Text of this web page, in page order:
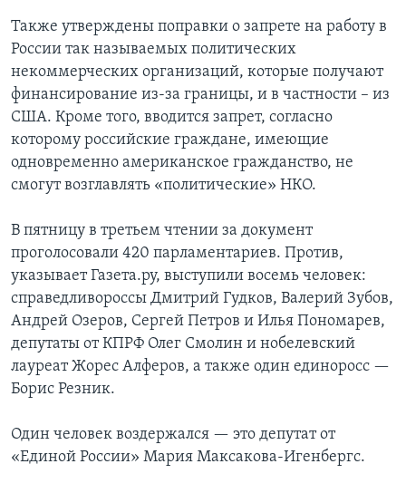
Также утверждены поправки о запрете на работу в
России так называемых политических
некоммерческих организаций, которые получают
финансирование из-за границы, и в частности – из
США. Кроме того, вводится запрет, согласно
которому российские граждане, имеющие
одновременно американское гражданство, не
смогут возглавлять «политические» НКО.
В пятницу в третьем чтении за документ
проголосовали 420 парламентариев. Против,
указывает Газета.ру, выступили восемь человек:
справедливороссы Дмитрий Гудков, Валерий Зубов,
Андрей Озеров, Сергей Петров и Илья Пономарев,
депутаты от КПРФ Олег Смолин и нобелевский
лауреат Жорес Алферов, а также один единоросс —
Борис Резник.
Один человек воздержался — это депутат от
«Единой России» Мария Максакова-Игенбергс.